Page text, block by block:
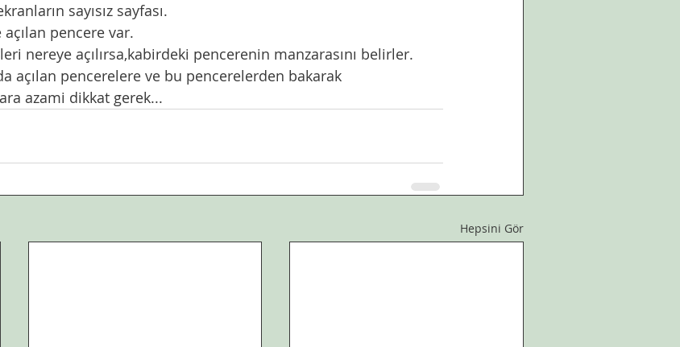
sayısız sayfası.
açılan pencere var.
nereye açılırsa,kabirdeki pencerenin manzarasını belirler.
azami dikkat gerek...
Hepsini Gör